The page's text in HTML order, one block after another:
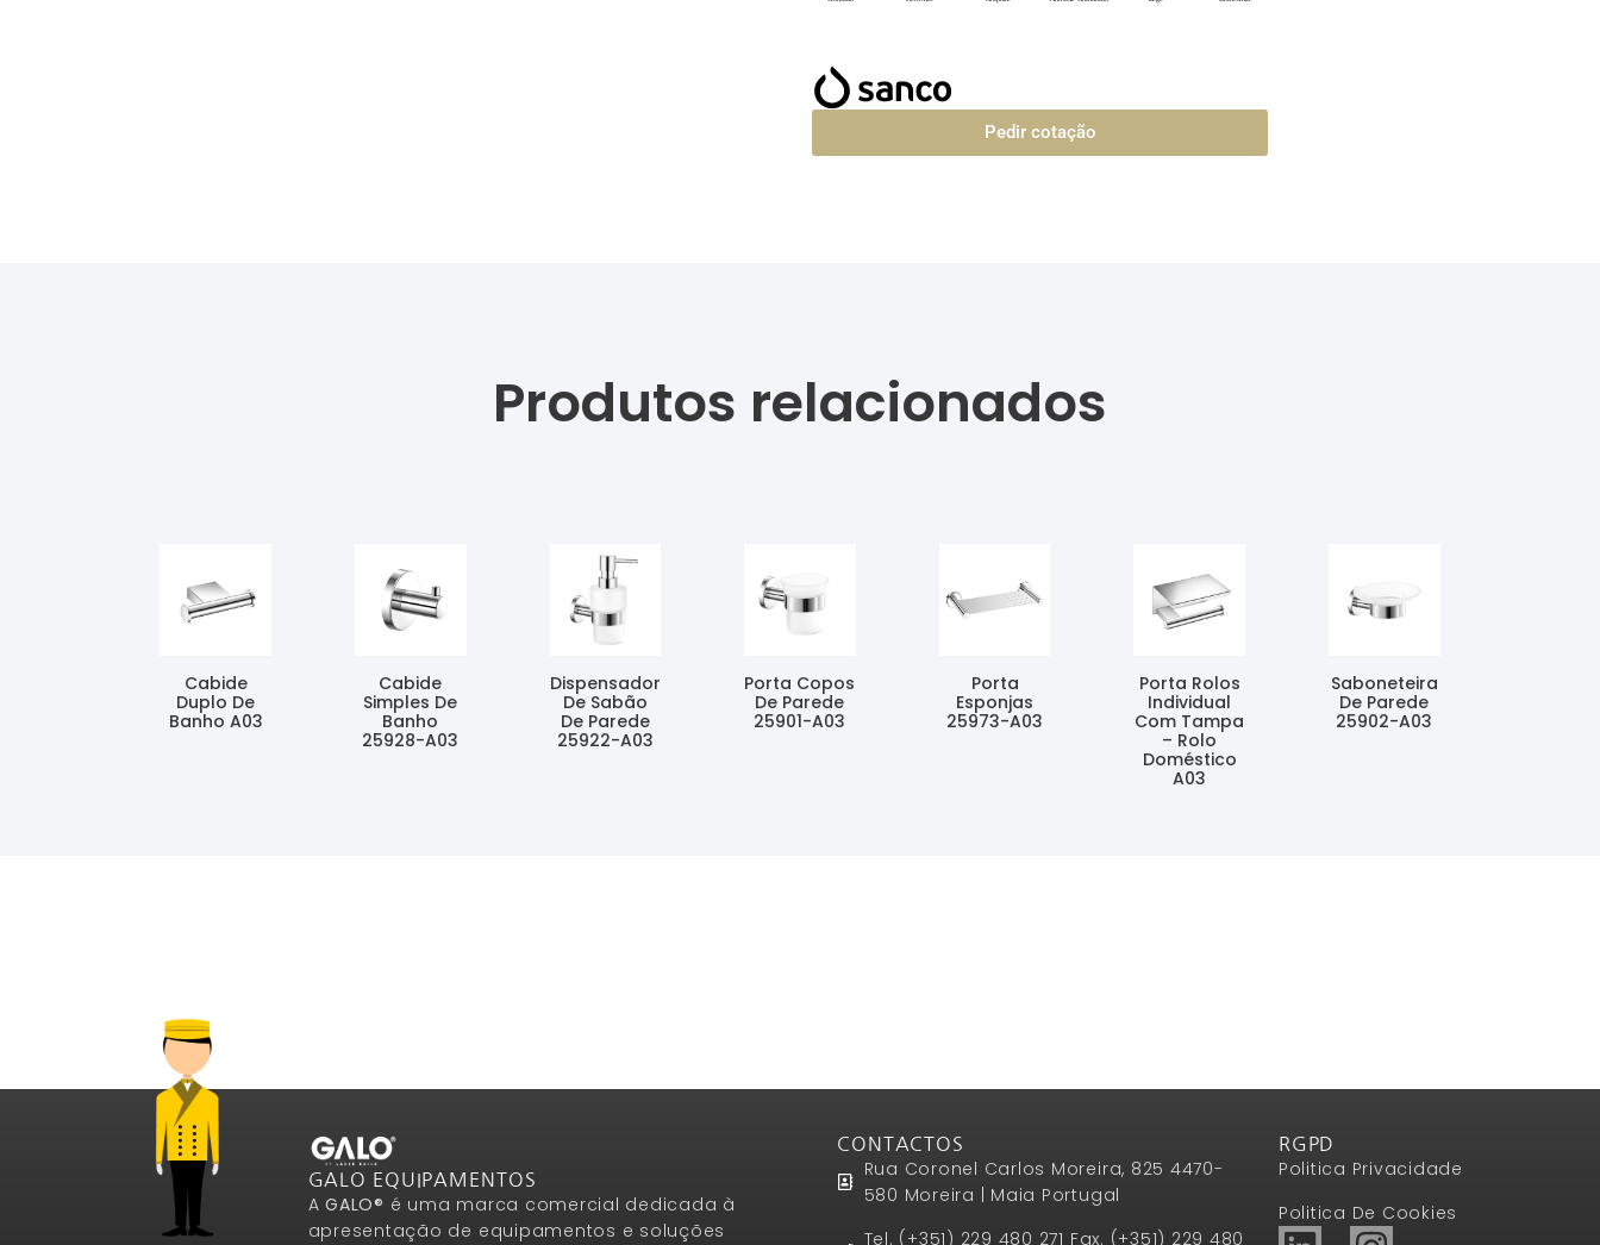
Pedir cotação
Produtos relacionados
Cabide
Duplo De
Banho A03
Cabide
Simples De
Banho
25928-A03
Dispensador
De Sabão
De Parede
25922-A03
Porta Copos
De Parede
25901-A03
Porta
Esponjas
25973-A03
Porta Rolos
Individual
Com Tampa
– Rolo
Doméstico
A03
Saboneteira
De Parede
25902-A03
GALO EQUIPAMENTOS
AGALO® é uma marca comercial dedicada à
apresentação de equipamentos e soluções
CONTACTOS
Rua Coronel Carlos Moreira, 825 4470-
580 Moreira | Maia Portugal
Tel. (+351) 229 480 271 Fax. (+351) 229 480
RGPD
Politica Privacidade
Politica De Cookies